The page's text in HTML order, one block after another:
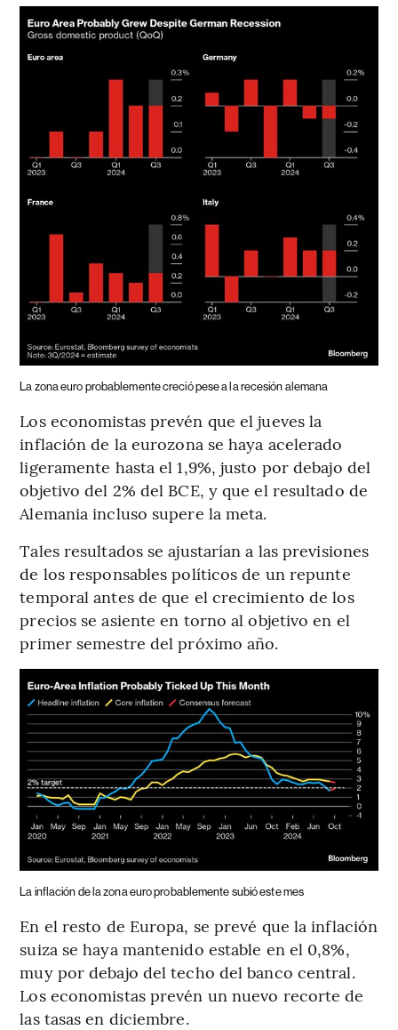
La zona euro probablemente creció pese a la recesión alemana
Los economistas prevén que el jueves la
inflación de la eurozona se haya acelerado
ligeramente hasta el 1,9%, justo por debajo del
objetivo del 2% del BCE, y que el resultado de
Alemania incluso supere la meta.
Tales resultados se ajustarían a las previsiones
de los responsables políticos de un repunte
temporal antes de que el crecimiento de los
precios se asiente en torno al objetivo en el
primer semestre del próximo año.
La inflación de la zona euro probablemente subió este mes
En el resto de Europa, se prevé que la inflación
suiza se haya mantenido estable en el 0,8%,
muy por debajo del techo del banco central.
Los economistas prevén un nuevo recorte de
las tasas en diciembre.